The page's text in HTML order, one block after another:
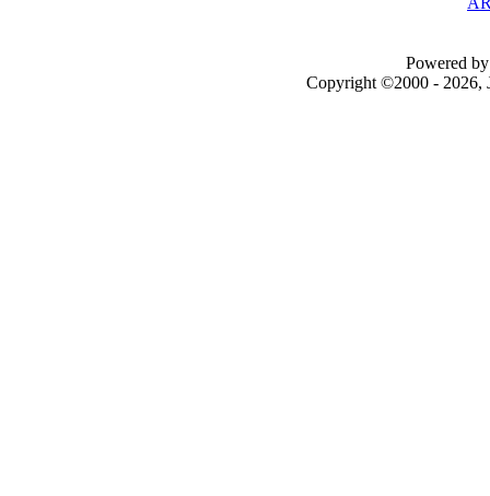
Powered
Copyright ©2000 - 2026,